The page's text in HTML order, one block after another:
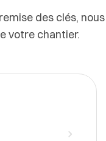
des clés, nous
votre chantier.